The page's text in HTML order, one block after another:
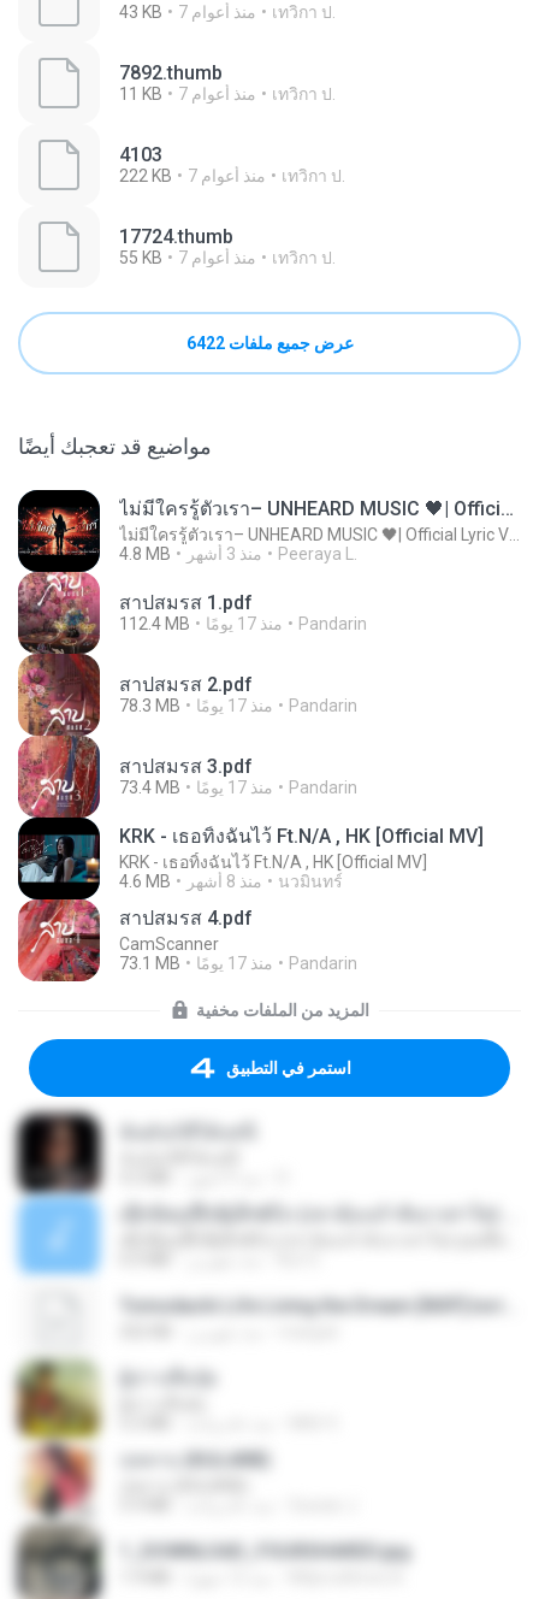
43 KB 7 منذ أعوام เทวิกา ป.
7892.thumb
11 KB 7 منذ أعوام เทวิกา ป.
4103
222 KB 7 منذ أعوام เทวิกา ป.
17724.thumb
55 KB 7 منذ أعوام เทวิกา ป.
عرض جميع ملفات 6422
مواضيع قد تعجبك أيضًا
ไม่มีใครรู้ตัวเรา– UNHEARD MUSIC 🖤| Official Lyric Video | เพลงสู้ชีวิต
4.8 MB
منذ 3 أشهر Peeraya L.
สาปสมรส 1.pdf
112.4 MB منذ 17 يومًا Pandarin
สาปสมรส 2.pdf
78.3 MB منذ 17 يومًا Pandarin
สาปสมรส 3.pdf
73.4 MB منذ 17 يومًا Pandarin
KRK - เธอทิ้งฉันไว้ Ft.N/A , HK [Official MV]
KRK - เธอทิ้งฉันไว้ Ft.N/A , HK [Official MV]
4.6 MB
منذ 8 أشهر นวมินทร์
สาปสมรส 4.pdf
CamScanner
73.1 MB
منذ 17 يومًا Pandarin
المزيد من الملفات مخفية
استمر في التطبيق
กุหลาบ (KULARB)
1_DOWNLOAD_FOURSHARED.jpg